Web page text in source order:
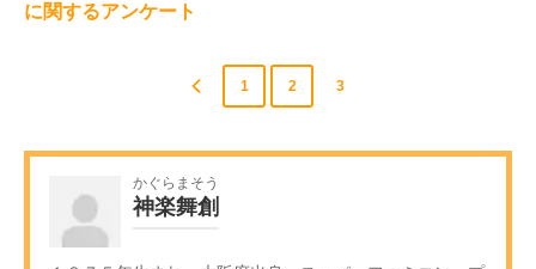
に関するアンケート
1 2 3
かぐらまそう
神楽舞創